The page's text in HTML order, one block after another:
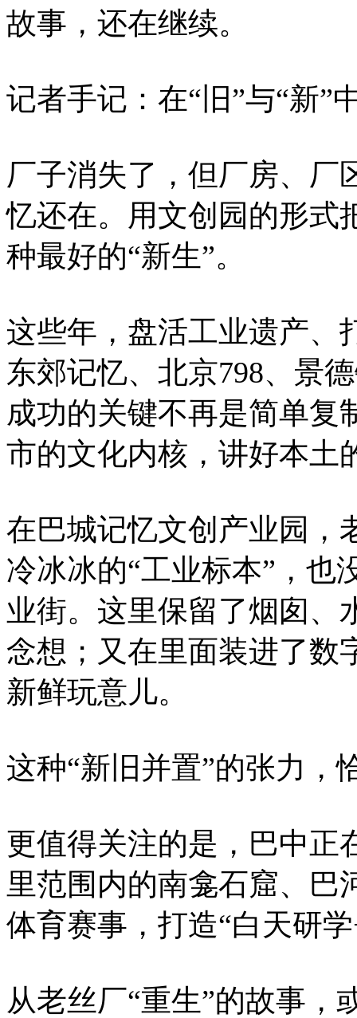
故事，还在继续。
记者手记：在“旧”与“新”
厂子消失了，但厂房、厂
忆还在。用文创园的形式
种最好的“新生”。
这些年，盘活工业遗产、
东郊记忆、北京798、景
成功的关键不再是简单复
市的文化内核，讲好本土
在巴城记忆文创产业园，
冷冰冰的“工业标本”，也
业街。这里保留了烟囱、
念想；又在里面装进了数
新鲜玩意儿。
这种“新旧并置”的张力，
更值得关注的是，巴中正
里范围内的南龛石窟、巴
体育赛事，打造“白天研
从老丝厂“重生”的故事，